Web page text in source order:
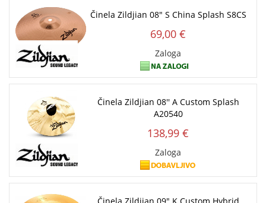
Činela Zildjian 08" S China Splash S8CS
69,00 €
Zaloga
Činela Zildjian 08'' A Custom Splash
A20540
138,99 €
Zaloga